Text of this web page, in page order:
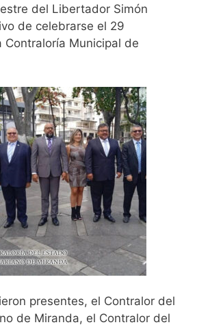
del Libertador Simón
de celebrarse el 29
Contraloría Municipal de
presentes, el Contralor del
de Miranda, el Contralor del